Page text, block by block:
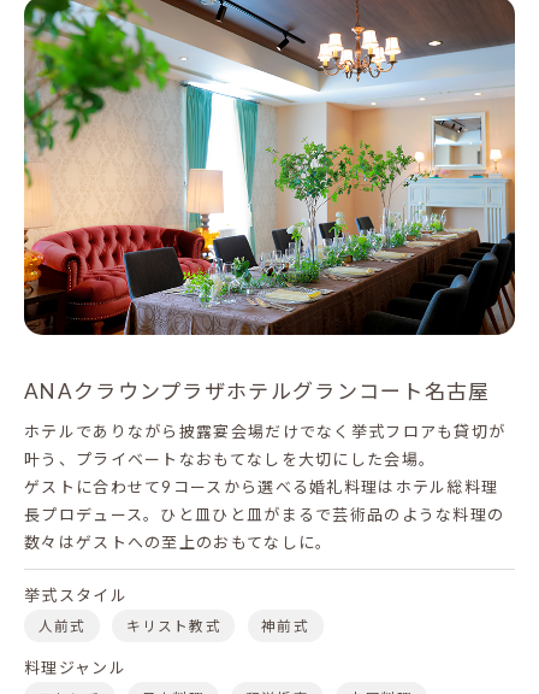
ANAクラウンプラザホテルグランコート名古屋
ホテルでありながら披露宴会場だけでなく挙式フロアも貸切が
叶う、プライベートなおもてなしを大切にした会場。
ゲストに合わせて9コースから選べる婚礼料理はホテル総料理
長プロデュース。ひと皿ひと皿がまるで芸術品のような料理の
数々はゲストへの至上のおもてなしに。
挙式スタイル
人前式 キリスト教式 神前式
料理ジャンル